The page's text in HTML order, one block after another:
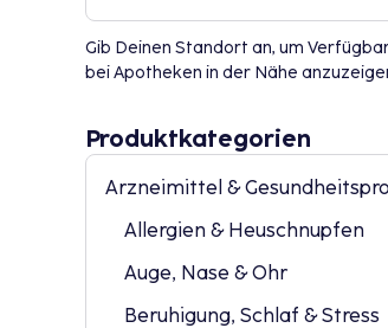
Gib Deinen Standort an, um
bei Apotheken in der Nähe
Produktkategorien
Arzneimittel &
Allergien & Heuschnupfen
Auge, Nase & Ohr
Beruhigung, Schlaf & Stress